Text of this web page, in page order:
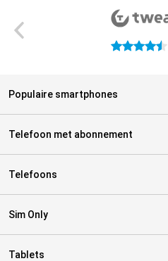
4.5 sterren
Populaire smartphones
Telefoon met abonnement
Telefoons
Sim Only
Tablets